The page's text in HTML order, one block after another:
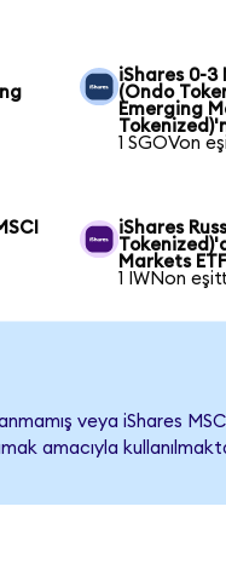
iShares 0-3
(Ondo
Emerging
1 SGOVon
iShares
Markets
1 IWNon
veya iShares
amacıyla